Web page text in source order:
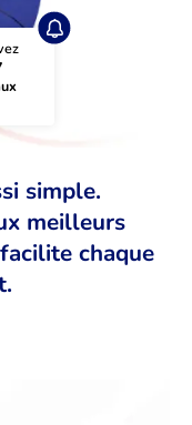
simple.
meilleurs
chaque